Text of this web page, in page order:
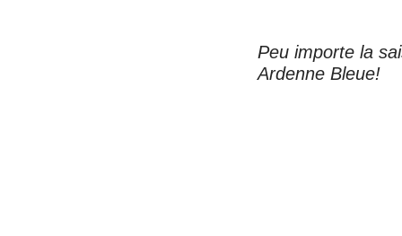
Peu importe la
Ardenne Bleue!